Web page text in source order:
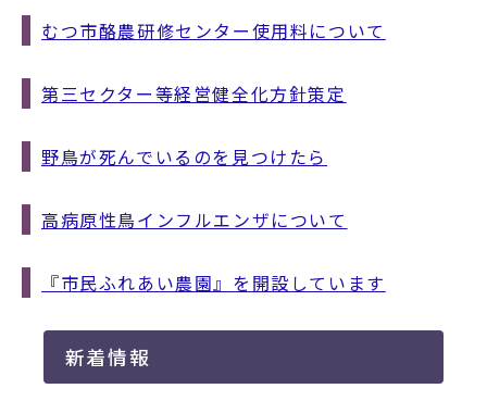
むつ市酪農研修センター使用料について
第三セクター等経営健全化方針策定
野鳥が死んでいるのを見つけたら
高病原性鳥インフルエンザについて
『市民ふれあい農園』を開設しています
新着情報